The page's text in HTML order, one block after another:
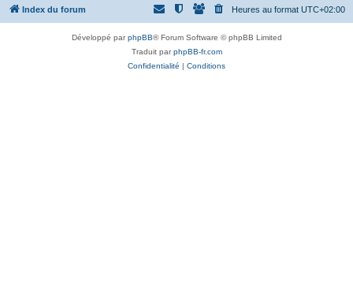
Index du forum Heures au format UTC+02:00
Développé parphpBB® Forum Software © phpBB Limited
Traduit parphpBB-fr.com
Confidentialité | Conditions